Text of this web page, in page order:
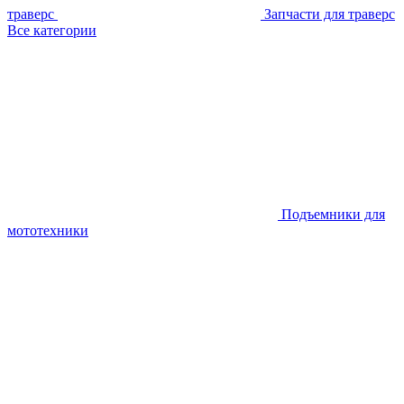
траверс
Запчасти для траверс
Все категории
Подъемники для
мототехники